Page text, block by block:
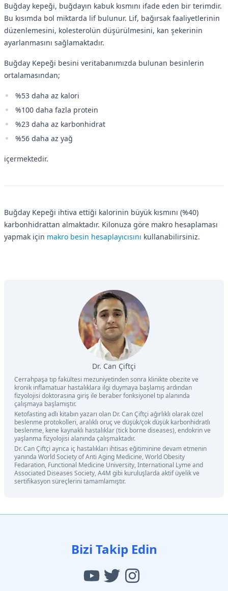
Buğday kepeği, buğdayın kabuk kısmını ifade eden bir terimdir.
Bu kısımda bol miktarda lif bulunur. Lif, bağırsak faaliyetlerinin
düzenlemesini, kolesterolün düşürülmesini, kan şekerinin
ayarlanmasını sağlamaktadır.
Buğday Kepeği besini veritabanımızda bulunan besinlerin
ortalamasından;
%53 daha az kalori
%100 daha fazla protein
%23 daha az karbonhidrat
%56 daha az yağ
içermektedir.
Buğday Kepeği ihtiva ettiği kalorinin büyük kısmını (%40)
karbonhidrattan almaktadır. Kilonuza göre makro hesaplaması
yapmak için makro besin hesaplayıcısını kullanabilirsiniz.
Dr. Can Çiftçi
Cerrahpaşa tıp fakültesi mezuniyetinden sonra klinikte obezite ve
kronik inflamatuar hastalıklara ilgi duymaya başlamış ardından
fizyolojisi doktorasına giriş ile beraber fonksiyonel tıp alanında
çalışmaya başlamıştır.
Ketofasting adlı kitabın yazarı olan Dr. Can Çiftçi ağırlıklı olarak özel
beslenme protokolleri, aralıklı oruç ve düşük/çok düşük karbonhidratlı
beslenme, kene kaynaklı hastalıklar (tick borne diseases), endokrin ve
yaşlanma fizyolojisi alanında çalışmaktadır.
Dr. Can Çiftçi ayrıca iç hastalıkları ihtisas eğitiminine devam etmenin
yanında World Society of Anti Aging Medicine, World Obesity
Fedaration, Functional Medicine University, International Lyme and
Associated Diseases Society, A4M gibi kuruluşlarda aktif üyelik ve
sertifikasyon süreçlerini tamamlamıştır.
Bizi Takip Edin